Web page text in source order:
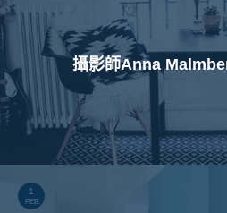
攝影師Anna
1
FEB.